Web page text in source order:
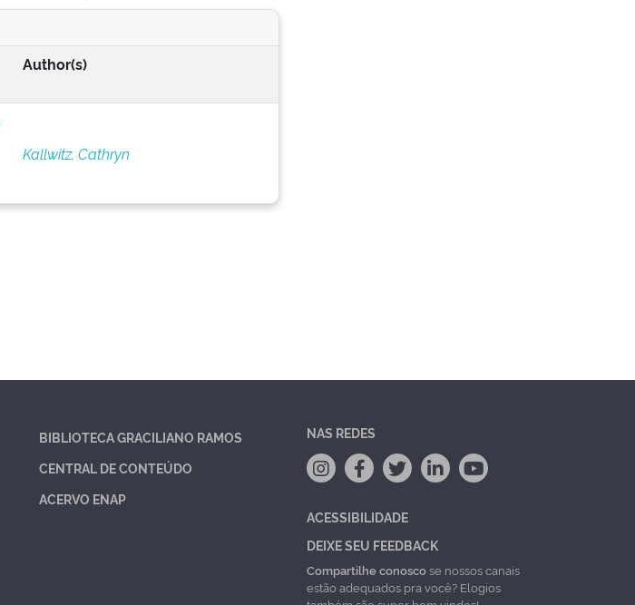
Author(s)
Kallwitz, Cathryn
BIBLIOTECA GRACILIANO RAMOS
CENTRAL DE CONTEÚDO
ACERVO ENAP
NAS REDES
ACESSIBILIDADE
DEIXE SEU FEEDBACK
Compartilhe conoscose nossos canais
estão adequados pra você? Elogios